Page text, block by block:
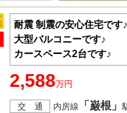
耐震 制震の安心住宅です♪
大型バルコニーです♪
カースペース2台です♪
2,588万円
交 通 内房線 「巌根」